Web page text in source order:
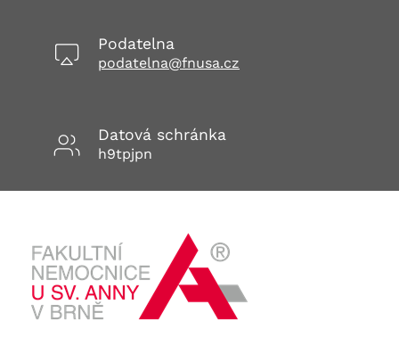
Podatelna
podatelna@fnusa.cz
Datová schránka
h9tpjpn